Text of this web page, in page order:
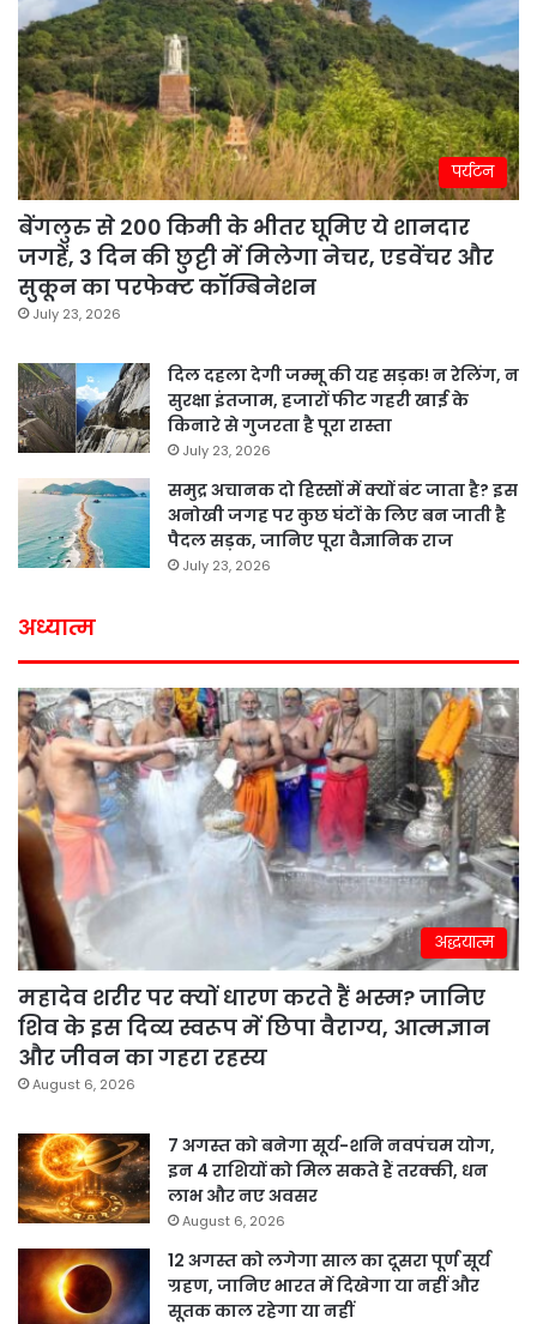
पर्यटन
बेंगलुरु से 200 किमी के भीतर घूमिए ये शानदार
जगहें, 3 दिन की छुट्टी में मिलेगा नेचर, एडवेंचर और
सुकून का परफेक्ट कॉम्बिनेशन
July 23, 2026
दिल दहला देगी जम्मू की यह सड़क! न रेलिंग, न
सुरक्षा इंतजाम, हजारों फीट गहरी खाई के
किनारे से गुजरता है पूरा रास्ता
July 23, 2026
समुद्र अचानक दो हिस्सों में क्यों बंट जाता है? इस
अनोखी जगह पर कुछ घंटों के लिए बन जाती है
पैदल सड़क, जानिए पूरा वैज्ञानिक राज
July 23, 2026
अध्यात्म
अद्धयात्म
महादेव शरीर पर क्यों धारण करते हैं भस्म? जानिए
शिव के इस दिव्य स्वरूप में छिपा वैराग्य, आत्मज्ञान
और जीवन का गहरा रहस्य
August 6, 2026
7 अगस्त को बनेगा सूर्य-शनि नवपंचम योग,
इन 4 राशियों को मिल सकते हैं तरक्की, धन
लाभ और नए अवसर
August 6, 2026
12 अगस्त को लगेगा साल का दूसरा पूर्ण सूर्य
ग्रहण, जानिए भारत में दिखेगा या नहीं और
सूतक काल रहेगा या नहीं